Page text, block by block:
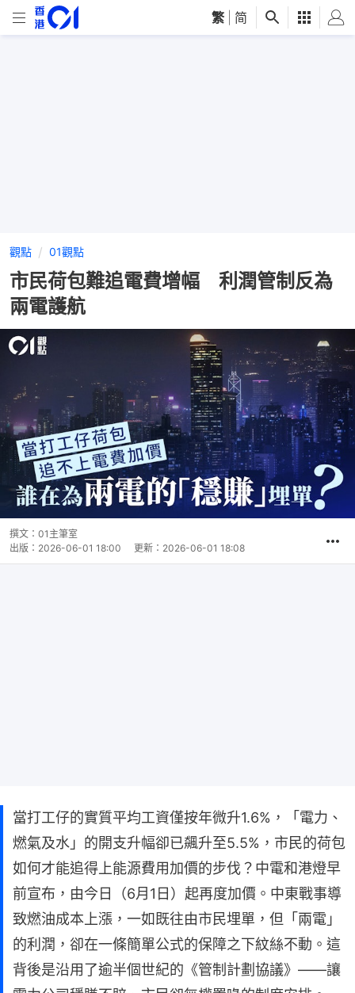
繁 简
觀點 01觀點
市民荷包難追電費增幅 利潤管制反為
兩電護航
撰文： 01主筆室
出版： 2026-06-01 18:00 更新： 2026-06-01 18:08
當打工仔的實質平均工資僅按年微升1.6%，「電力、
燃氣及水」的開支升幅卻已飆升至5.5%，市民的荷包
如何才能追得上能源費用加價的步伐？中電和港燈早
前宣布，由今日（6月1日）起再度加價。中東戰事導
致燃油成本上漲，一如既往由市民埋單，但「兩電」
的利潤，卻在一條簡單公式的保障之下紋絲不動。這
背後是沿用了逾半個世紀的《管制計劃協議》——讓